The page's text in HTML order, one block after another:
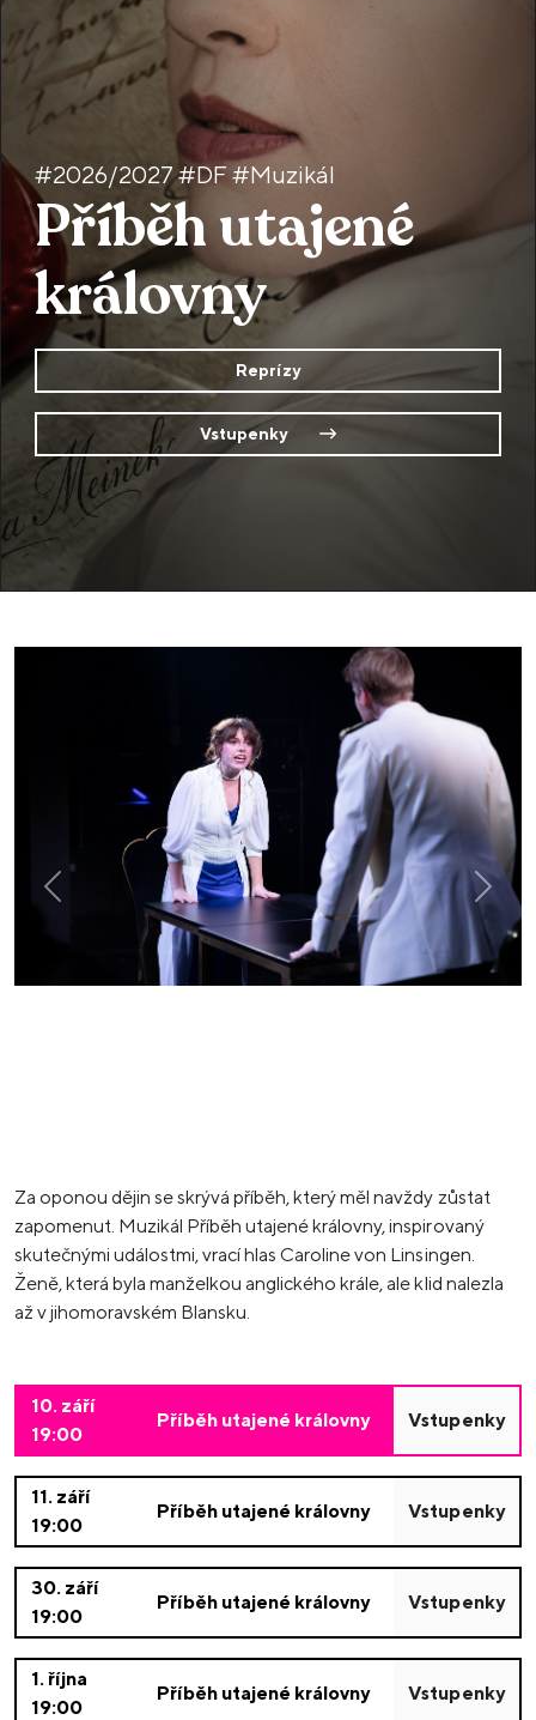
#2026/2027 #DF #Muzikál
Příběh utajené
královny
Reprízy
Vstupenky
Previous Next
Za oponou dějin se skrývá příběh, který měl navždy zůstat
zapomenut. Muzikál Příběh utajené královny, inspirovaný
skutečnými událostmi, vrací hlas Caroline von Linsingen.
Ženě, která byla manželkou anglického krále, ale klid nalezla
až v jihomoravském Blansku.
10. září
19:00
Příběh utajené královny Vstupenky
11. září
19:00
Příběh utajené královny Vstupenky
30. září
19:00
Příběh utajené královny Vstupenky
1. října
19:00
Příběh utajené královny Vstupenky